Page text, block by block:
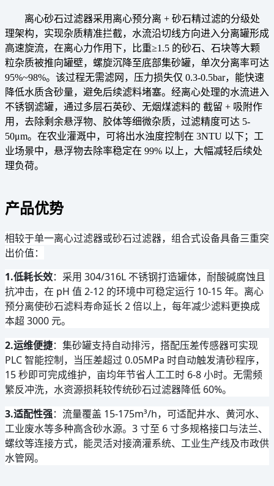
离心砂石过滤器采用离心预分离 + 砂石精过滤的分级处
理架构，实现杂质精准拦截， 水流沿切线方向进入分离罐形成
高速旋流，在离心力作用下，比重≥1.5 的砂石、石块等大颗
粒杂质被推向罐壁，螺旋沉降至底部集砂罐，单次分离率可达
95%~98%。该过程无需滤网，压力损失仅 0.3-0.5bar，能快速
降低水质含砂量，避免后续滤料堵塞。 经离心处理的水流进入
不锈钢滤罐，通过多层石英砂、无烟煤滤料的 截留 + 吸附作
用，去除剩余悬浮物、胶体等细微杂质，过滤精度可达 5-
50μm。在农业灌溉中，可将出水浊度控制在 3NTU 以下；工
业场景中，悬浮物去除率稳定在 99% 以上，大幅减轻后续处
理负荷。
产品优势
相较于单一离心过滤器或砂石过滤器，组合式设备具备三重突
出价值：
1.低耗长效：采用 304/316L 不锈钢打造罐体，耐酸碱腐蚀且
抗冲击，在 pH 值 2-12 的环境中可稳定运行 10-15 年。离心
预分离使砂石滤料寿命延长 2 倍以上，每年减少滤料更换成
本超 3000 元。
2.运维便捷：集砂罐支持自动排污，搭配压差传感器可实现
PLC 智能控制，当压差超过 0.05MPa 时自动触发清砂程序，
15 秒即可完成维护，亩均年节省人工工时 6-8 小时。无需频
繁反冲洗，水资源损耗较传统砂石过滤器降低 60%。
3.适配性强：流量覆盖 15-175m³/h，可适配井水、黄河水、
工业废水等多种高含砂水源。3 寸至 6 寸多规格接口与法兰、
螺纹等连接方式，能灵活对接滴灌系统、工业生产线及市政供
水管网。